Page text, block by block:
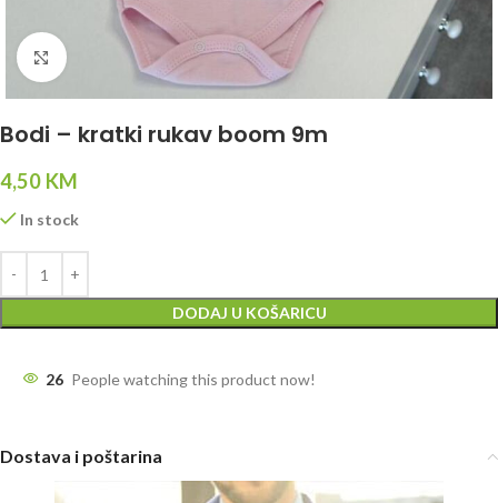
Click to enlarge
Bodi – kratki rukav boom 9m
4,50 KM
In stock
DODAJ U KOŠARICU
26 People watching this product now!
Dostava i poštarina